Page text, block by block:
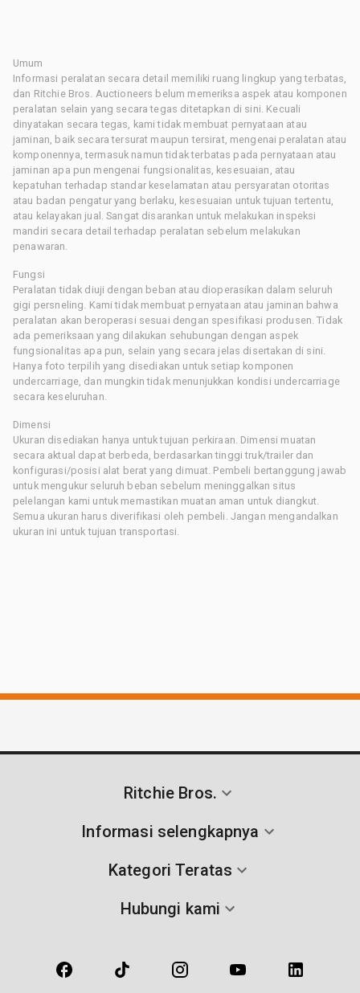
Umum
Informasi peralatan secara detail memiliki ruang lingkup yang terbatas,
dan Ritchie Bros. Auctioneers belum memeriksa aspek atau komponen
peralatan selain yang secara tegas ditetapkan di sini. Kecuali
dinyatakan secara tegas, kami tidak membuat pernyataan atau
jaminan, baik secara tersurat maupun tersirat, mengenai peralatan atau
komponennya, termasuk namun tidak terbatas pada pernyataan atau
jaminan apa pun mengenai fungsionalitas, kesesuaian, atau
kepatuhan terhadap standar keselamatan atau persyaratan otoritas
atau badan pengatur yang berlaku, kesesuaian untuk tujuan tertentu,
atau kelayakan jual. Sangat disarankan untuk melakukan inspeksi
mandiri secara detail terhadap peralatan sebelum melakukan
penawaran.
Fungsi
Peralatan tidak diuji dengan beban atau dioperasikan dalam seluruh
gigi persneling. Kami tidak membuat pernyataan atau jaminan bahwa
peralatan akan beroperasi sesuai dengan spesifikasi produsen. Tidak
ada pemeriksaan yang dilakukan sehubungan dengan aspek
fungsionalitas apa pun, selain yang secara jelas disertakan di sini.
Hanya foto terpilih yang disediakan untuk setiap komponen
undercarriage, dan mungkin tidak menunjukkan kondisi undercarriage
secara keseluruhan.
Dimensi
Ukuran disediakan hanya untuk tujuan perkiraan. Dimensi muatan
secara aktual dapat berbeda, berdasarkan tinggi truk/trailer dan
konfigurasi/posisi alat berat yang dimuat. Pembeli bertanggung jawab
untuk mengukur seluruh beban sebelum meninggalkan situs
pelelangan kami untuk memastikan muatan aman untuk diangkut.
Semua ukuran harus diverifikasi oleh pembeli. Jangan mengandalkan
ukuran ini untuk tujuan transportasi.
Ritchie Bros.
Informasi selengkapnya
Kategori Teratas
Hubungi kami